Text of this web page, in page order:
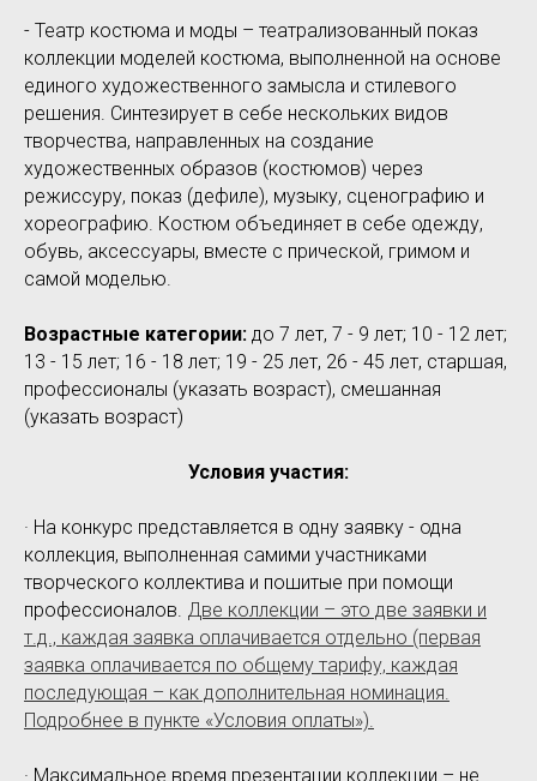
- Театр костюма и моды – театрализованный показ
коллекции моделей костюма, выполненной на основе
единого художественного замысла и стилевого
решения. Синтезирует в себе нескольких видов
творчества, направленных на создание
художественных образов (костюмов) через
режиссуру, показ (дефиле), музыку, сценографию и
хореографию. Костюм объединяет в себе одежду,
обувь, аксессуары, вместе с прической, гримом и
самой моделью.
Возрастные категории: до 7 лет, 7 - 9 лет; 10 - 12 лет;
13 - 15 лет; 16 - 18 лет; 19 - 25 лет, 26 - 45 лет, старшая,
профессионалы (указать возраст), смешанная
(указать возраст)
Условия участия:
· На конкурс представляется в одну заявку - одна
коллекция, выполненная самими участниками
творческого коллектива и пошитые при помощи
профессионалов. Две коллекции – это две заявки и
т.д., каждая заявка оплачивается отдельно (первая
заявка оплачивается по общему тарифу, каждая
последующая – как дополнительная номинация.
Подробнее в пункте «Условия оплаты»).
· Максимальное время презентации коллекции – не